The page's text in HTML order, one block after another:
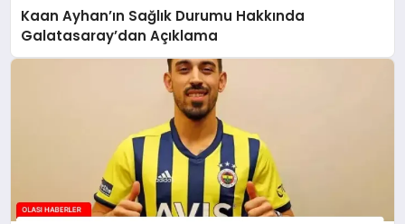
Kaan Ayhan’ın Sağlık Durumu Hakkında
Galatasaray’dan Açıklama